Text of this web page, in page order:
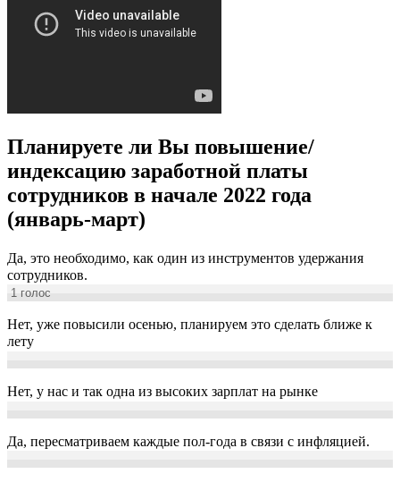
Планируете ли Вы повышение/
индексацию заработной платы
сотрудников в начале 2022 года
(январь-март)
Да, это необходимо, как один из инструментов удержания
сотрудников.
1 голос
Нет, уже повысили осенью, планируем это сделать ближе к
лету
Нет, у нас и так одна из высоких зарплат на рынке
Да, пересматриваем каждые пол-года в связи с инфляцией.